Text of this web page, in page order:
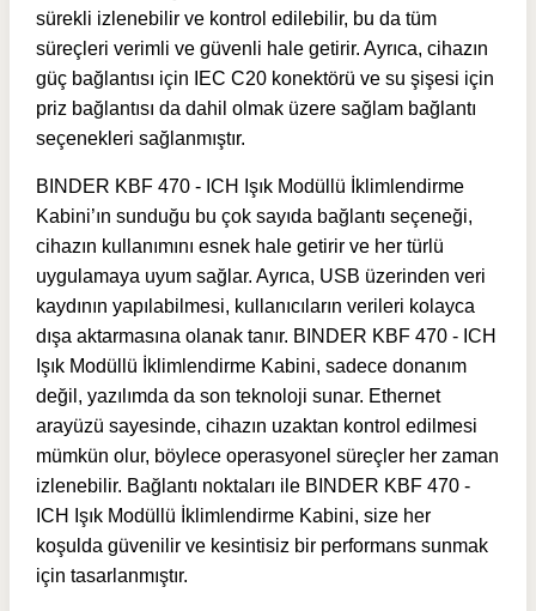
sürekli izlenebilir ve kontrol edilebilir, bu da tüm
süreçleri verimli ve güvenli hale getirir. Ayrıca, cihazın
güç bağlantısı için IEC C20 konektörü ve su şişesi için
priz bağlantısı da dahil olmak üzere sağlam bağlantı
seçenekleri sağlanmıştır.
BINDER KBF 470 - ICH Işık Modüllü İklimlendirme
Kabini’ın sunduğu bu çok sayıda bağlantı seçeneği,
cihazın kullanımını esnek hale getirir ve her türlü
uygulamaya uyum sağlar. Ayrıca, USB üzerinden veri
kaydının yapılabilmesi, kullanıcıların verileri kolayca
dışa aktarmasına olanak tanır. BINDER KBF 470 - ICH
Işık Modüllü İklimlendirme Kabini, sadece donanım
değil, yazılımda da son teknoloji sunar. Ethernet
arayüzü sayesinde, cihazın uzaktan kontrol edilmesi
mümkün olur, böylece operasyonel süreçler her zaman
izlenebilir. Bağlantı noktaları ile BINDER KBF 470 -
ICH Işık Modüllü İklimlendirme Kabini, size her
koşulda güvenilir ve kesintisiz bir performans sunmak
için tasarlanmıştır.